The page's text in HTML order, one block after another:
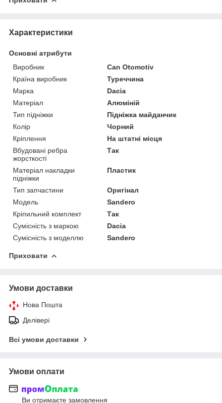
Характеристики
Основні атрибути
Виробник
Can Otomotiv
Країна виробник
Туреччина
Марка
Dacia
Матеріал
Алюміній
Тип підніжки
Підніжка майданчик
Колір
Чорний
Кріплення
На штатні місця
Вбудовані ребра
жорсткості
Так
Матеріал накладки
підніжки
Пластик
Тип запчастини
Оригінал
Модель
Sandero
Кріпильний комплект
Так
Сумісність з маркою
Dacia
Сумісність з моделлю
Sandero
Приховати
Умови доставки
Нова Пошта
Делівері
Всі умови доставки
Умови оплати
Ви отримаєте замовлення